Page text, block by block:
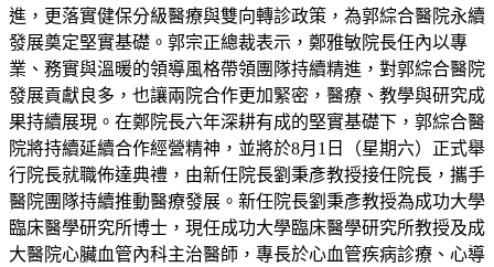
進，更落實健保分級醫療與雙向轉診政策，為郭綜合醫院永續
發展奠定堅實基礎。郭宗正總裁表示，鄭雅敏院長任內以專
業、務實與溫暖的領導風格帶領團隊持續精進，對郭綜合醫院
發展貢獻良多，也讓兩院合作更加緊密，醫療、教學與研究成
果持續展現。在鄭院長六年深耕有成的堅實基礎下，郭綜合醫
院將持續延續合作經營精神，並將於8月1日（星期六）正式舉
行院長就職佈達典禮，由新任院長劉秉彥教授接任院長，攜手
醫院團隊持續推動醫療發展。新任院長劉秉彥教授為成功大學
臨床醫學研究所博士，現任成功大學臨床醫學研究所教授及成
大醫院心臟血管內科主治醫師，專長於心血管疾病診療、心導